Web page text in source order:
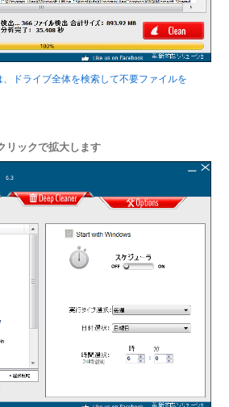
、ドライブ全体を検索して不要ファイルを
リックで拡大します